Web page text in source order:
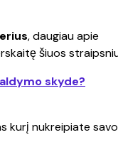
, daugiau apie
šiuos
skyde?
kurį nukreipiate savo